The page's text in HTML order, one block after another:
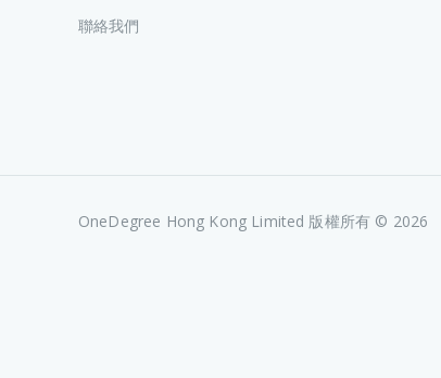
聯絡我們
OneDegree Hong Kong Limited 版權所有 © 2026